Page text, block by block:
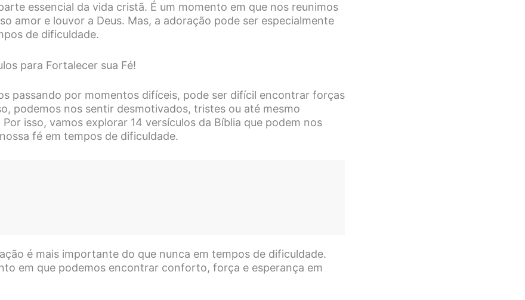
essencial da vida cristã. É um momento em que nos reunimos
amor e louvor a Deus. Mas, a adoração pode ser especialmente
de dificuldade.
para Fortalecer sua Fé!
passando por momentos difíceis, pode ser difícil encontrar forças
podemos nos sentir desmotivados, tristes ou até mesmo
isso, vamos explorar 14 versículos da Bíblia que podem nos
fé em tempos de dificuldade.
é mais importante do que nunca em tempos de dificuldade.
em que podemos encontrar conforto, força e esperança em